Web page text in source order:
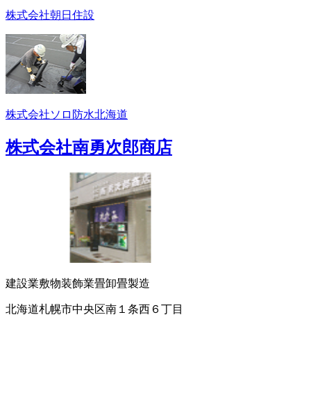
株式会社朝日住設
株式会社ソロ防水北海道
株式会社南勇次郎商店
建設業敷物装飾業畳卸畳製造
北海道札幌市中央区南１条西６丁目